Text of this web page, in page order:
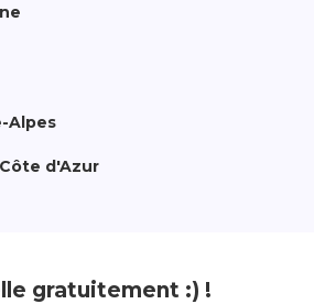
Alpes
d'Azur
gratuitement :) !